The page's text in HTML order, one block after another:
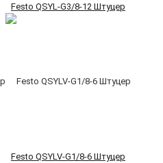
Festo QSYL-G3/8-12 Штуцер
Festo QSYLV-G1/8-6 Штуцер